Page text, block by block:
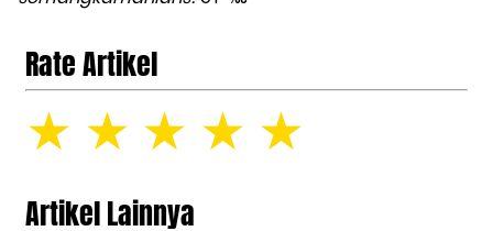
Rate Artikel
☆
☆
☆
☆
☆
Artikel Lainnya